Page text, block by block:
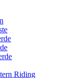
Riding